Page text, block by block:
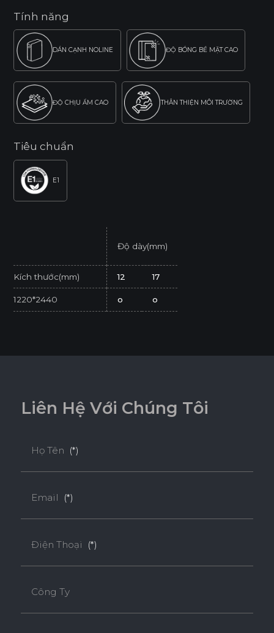
Tính năng
DÁN CẠNH NOLINE ĐỘ BÓNG BỀ MẶT CAO
ĐỘ CHỊU ẨM CAO THÂN THIỆN MÔI TRƯỜNG
Tiêu chuẩn
E1
Độ dày(mm)
Kích thước(mm) 12 17
1220*2440 o o
nhau.
Liên Hệ Với Chúng Tôi
Họ Tên (*)
Email (*)
Điện Thoại (*)
Công Ty